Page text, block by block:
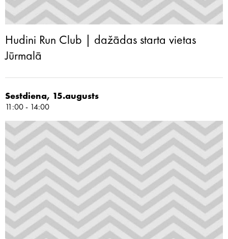
Hudini Run Club | dažādas starta vietas
Jūrmalā
Sestdiena, 15.augusts
11:00 - 14:00